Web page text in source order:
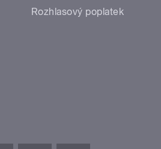
Rozhlasový poplatek